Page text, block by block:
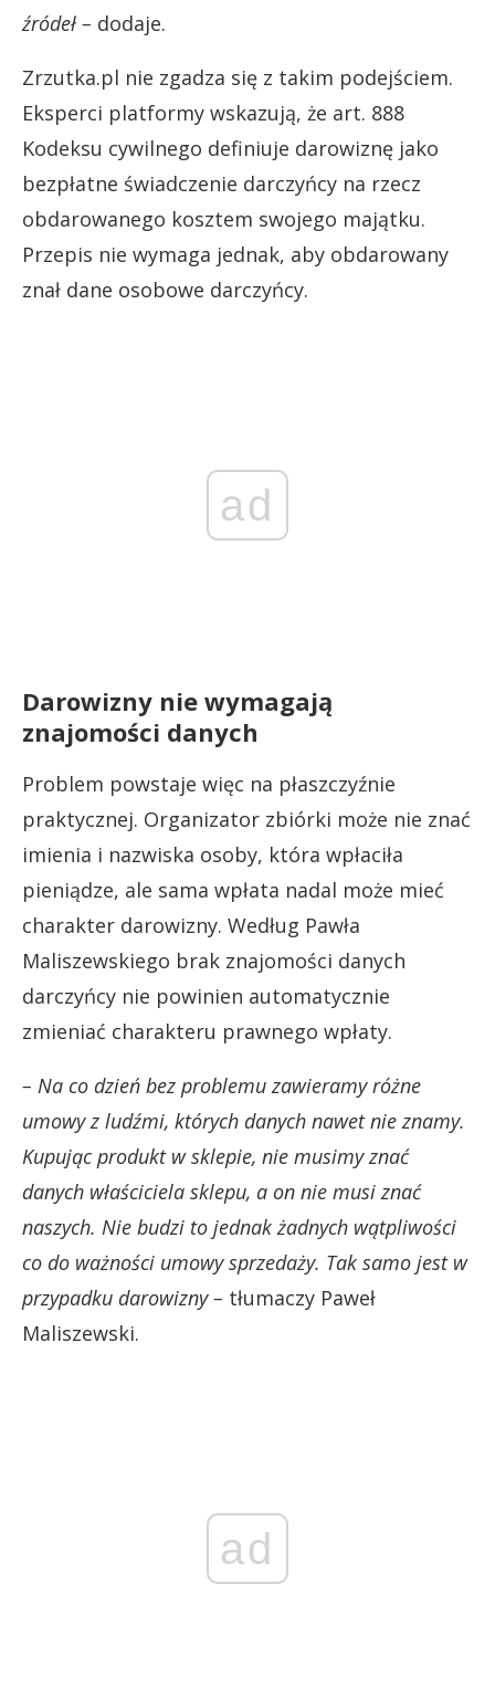
źródeł – dodaje.
Zrzutka.pl nie zgadza się z takim podejściem.
Eksperci platformy wskazują, że art. 888
Kodeksu cywilnego definiuje darowiznę jako
bezpłatne świadczenie darczyńcy na rzecz
obdarowanego kosztem swojego majątku.
Przepis nie wymaga jednak, aby obdarowany
znał dane osobowe darczyńcy.
ad
Darowizny nie wymagają
znajomości danych
Problem powstaje więc na płaszczyźnie
praktycznej. Organizator zbiórki może nie znać
imienia i nazwiska osoby, która wpłaciła
pieniądze, ale sama wpłata nadal może mieć
charakter darowizny. Według Pawła
Maliszewskiego brak znajomości danych
darczyńcy nie powinien automatycznie
zmieniać charakteru prawnego wpłaty.
– Na co dzień bez problemu zawieramy różne
umowy z ludźmi, których danych nawet nie znamy.
Kupując produkt w sklepie, nie musimy znać
danych właściciela sklepu, a on nie musi znać
naszych. Nie budzi to jednak żadnych wątpliwości
co do ważności umowy sprzedaży. Tak samo jest w
przypadku darowizny – tłumaczy Paweł
Maliszewski.
ad